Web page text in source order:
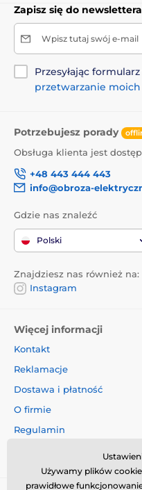
Zapisz się do newslettera
Wpisz tutaj swój e-mail
Przesyłając
przetwarzanie
Potrzebujesz porady
Obsługa klienta jest
+48 443 444 443
info@obroza-
Gdzie nas znaleźć
Polski
Znajdziesz nas również na:
Instagram
Więcej informacji
Kontakt
Reklamacje
Dostawa i płatność
O firmie
Regulamin
Używamy plików
prawidłowe